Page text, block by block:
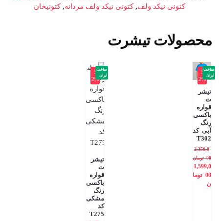
کتونی نیکد ولف,کتونی نیکد ولف مردانه,کتونیخان
محصولات تیشرت
-3
2%
تیشر
ت
قواره
باکسی
رنگ
آبی کد
T302
2,350,0
00 تومان
1,599,0
00 توما
ن
ساخت
ایران
-3
2%
تیشر
ت
قواره
باکسی
رنگ
مشکی
کد
T275
ساخت
ایران